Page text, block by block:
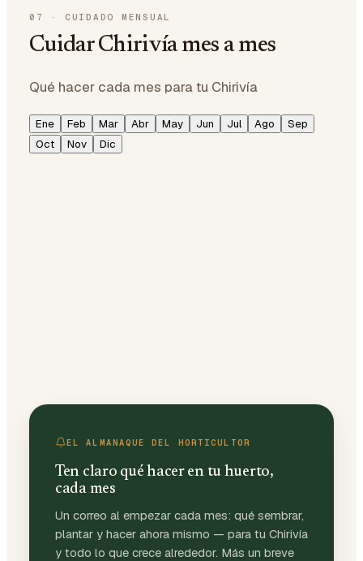
07 · CUIDADO MENSUAL
Cuidar Chirivía mes a mes
Qué hacer cada mes para tu Chirivía
Ene Feb Mar Abr May Jun Jul Ago
Sep
Oct
Nov Dic
EL ALMANAQUE DEL HORTICULTOR
Ten claro qué hacer en tu huerto,
cada mes
Un correo al empezar cada mes: qué sembrar,
plantar y hacer ahora mismo — para tu Chirivía
y todo lo que crece alrededor. Más un breve